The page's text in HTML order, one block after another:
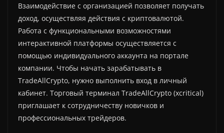
Взаимодействие с организацией позволяет получать
доход, осуществляя действия с криптовалютой.
Работа с функциональными возможностями
интерактивной платформы осуществляется с
помощью индивидуального аккаунта на портале
компании. Чтобы начать зарабатывать в
TradeAllCrypto, нужно выполнить вход в личный
кабинет. Торговый терминал TradeAllCrypto (xcritical)
приглашает к сотрудничеству новичков и
профессиональных трейдеров.